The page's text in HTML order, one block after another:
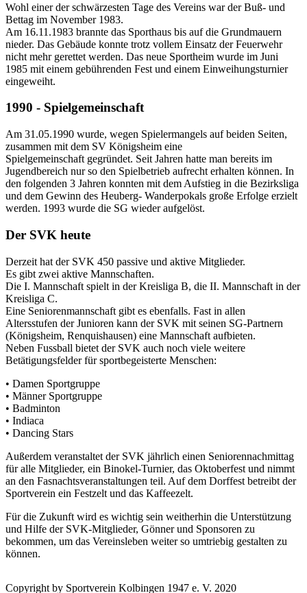
Wohl einer der schwärzesten Tage des Vereins war der Buß- und
Bettag im November 1983.
Am 16.11.1983 brannte das Sporthaus bis auf die Grundmauern
nieder. Das Gebäude konnte trotz vollem Einsatz der Feuerwehr
nicht mehr gerettet werden. Das neue Sportheim wurde im Juni
1985 mit einem gebührenden Fest und einem Einweihungsturnier
eingeweiht.
1990 - Spielgemeinschaft
Am 31.05.1990 wurde, wegen Spielermangels auf beiden Seiten,
zusammen mit dem SV Königsheim eine
Spielgemeinschaft gegründet. Seit Jahren hatte man bereits im
Jugendbereich nur so den Spielbetrieb aufrecht erhalten können. In
den folgenden 3 Jahren konnten mit dem Aufstieg in die Bezirksliga
und dem Gewinn des Heuberg- Wanderpokals große Erfolge erzielt
werden. 1993 wurde die SG wieder aufgelöst.
Der SVK heute
Derzeit hat der SVK 450 passive und aktive Mitglieder.
Es gibt zwei aktive Mannschaften.
Die I. Mannschaft spielt in der Kreisliga B, die II. Mannschaft in der
Kreisliga C.
Eine Seniorenmannschaft gibt es ebenfalls. Fast in allen
Altersstufen der Junioren kann der SVK mit seinen SG-Partnern
(Königsheim, Renquishausen) eine Mannschaft aufbieten.
Neben Fussball bietet der SVK auch noch viele weitere
Betätigungsfelder für sportbegeisterte Menschen:
• Damen Sportgruppe
• Männer Sportgruppe
• Badminton
• Indiaca
• Dancing Stars
Außerdem veranstaltet der SVK jährlich einen Seniorennachmittag
für alle Mitglieder, ein Binokel-Turnier, das Oktoberfest und nimmt
an den Fasnachtsveranstaltungen teil. Auf dem Dorffest betreibt der
Sportverein ein Festzelt und das Kaffeezelt.
Für die Zukunft wird es wichtig sein weitherhin die Unterstützung
und Hilfe der SVK-Mitglieder, Gönner und Sponsoren zu
bekommen, um das Vereinsleben weiter so umtriebig gestalten zu
können.
Copyright by Sportverein Kolbingen 1947 e. V. 2020